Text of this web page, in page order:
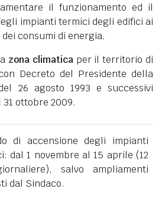
il funzionamento ed il
impianti termici degli edifici ai
consumi di energia.
zona climaticaper il territorio di
Decreto del Presidente della
26 agosto 1993 e successivi
ottobre 2009.
di accensione degli impianti
dal 1 novembre al 15 aprile (12
salvo ampliamenti
dal Sindaco.